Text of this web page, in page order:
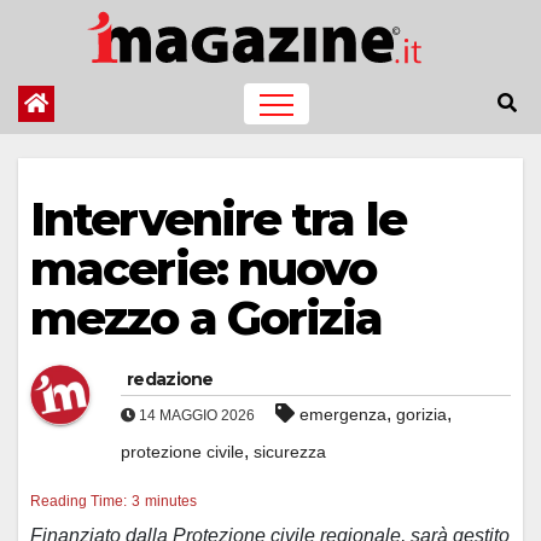
contenuto
Intervenire tra le
macerie: nuovo
mezzo a Gorizia
redazione
14 MAGGIO 2026 emergenza, gorizia,
protezione civile, sicurezza
Reading Time: 3 minutes
Finanziato dalla Protezione civile regionale, sarà gestito